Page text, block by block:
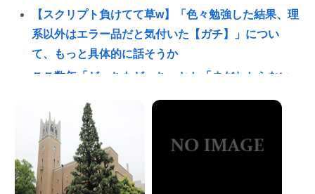
【スクリプト負けてて草w】「色々勉強した結果、理
系以外はエラー品だと気付いた【ガチ】」につい
て、もっと具体的に話そうか
ここ数年「どっちもどっち」とか「まだわからない
から来たの？(´・ω・`)
立川志らく、ヒカルを弟子にしたことへの「談志が
泣いてるぞ」の声を”一言”でピシャリ
【動画】手術中に熊本地震直撃やばすぎwww